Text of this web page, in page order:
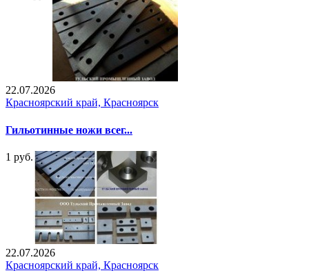
22.07.2026
Красноярский край, Красноярск
Гильотинные ножи всег...
1 руб.
22.07.2026
Красноярский край, Красноярск